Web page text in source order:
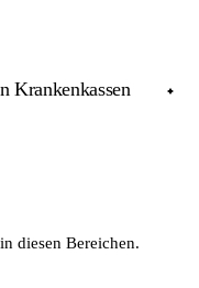
für iOS und
innerhalb von
als die typische
Krankenkassen
Instahelp ist laut
Krankenversicherungen
diesen Bereichen.